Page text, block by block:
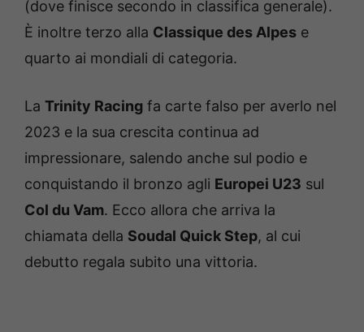
(dove finisce secondo in classifica generale).
È inoltre terzo alla Classique des Alpes e
quarto ai mondiali di categoria.
La Trinity Racing fa carte falso per averlo nel
2023 e la sua crescita continua ad
impressionare, salendo anche sul podio e
conquistando il bronzo agli Europei U23 sul
Col du Vam. Ecco allora che arriva la
chiamata della Soudal Quick Step, al cui
debutto regala subito una vittoria.